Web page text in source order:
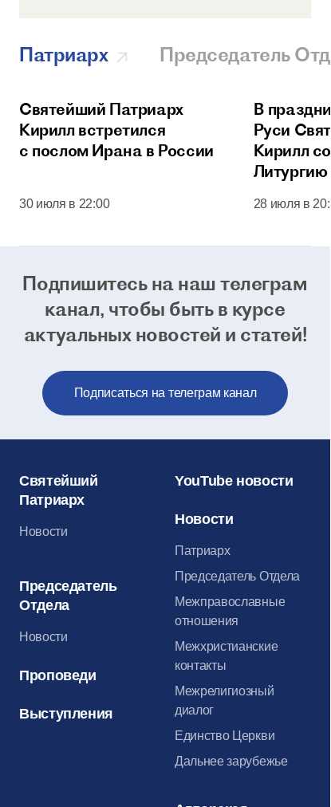
Патриарх Председатель
Святейший Патриарх
Кирилл встретился
с послом Ирана в России
30 июля в 22:00
В
Руси
Кирилл
Кремля
28 июля в
Подпишитесь на наш телеграм
канал, чтобы быть в курсе
актуальных новостей и статей!
Подписаться на телеграм канал
Святейший
Патриарх
Новости
Председатель
Отдела
Новости
Проповеди
Выступления
YouTube новости
Новости
Патриарх
Председатель Отдела
Межправославные
отношения
Межхристианские
контакты
Межрелигиозный
диалог
Единство Церкви
Дальнее зарубежье